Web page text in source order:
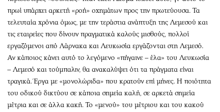
πρωί υπάρχει αρκετή «ροή» οχημάτων προς την πρωτεύουσα. Τα
τελευταία χρόνια όμως, με την τεράστια ανάπτυξη της Λεμεσού και
τις εταιρείες που δίνουν πραγματικά καλούς μισθούς, πολλοί
εργαζόμενοι από Λάρνακα και Λευκωσία εργάζονται στη Λεμεσό.
Αν κάποιος κάνει αυτό το λεγόμενο «πήγαινε – έλα» του Λευκωσία
– Λεμεσό και τούμπαλιν, θα ανακαλύψει ότι τα πράγματα είναι
τραγικά. Έργα με «μονολώριδα» που κρατούν επί μήνες. Η ποιότητα
του οδικού δικτύου σε κάποια σημεία καλή, σε αρκετά σημεία
μέτρια και σε άλλα κακή. Το «μενού» του μέτριου και του κακού